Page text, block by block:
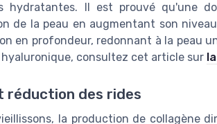
hydratantes. Il est prouvé qu'une
de la peau en augmentant son
en profondeur, redonnant à la peau
hyaluronique, consultez cet article sur
réduction des rides
la production de collagène